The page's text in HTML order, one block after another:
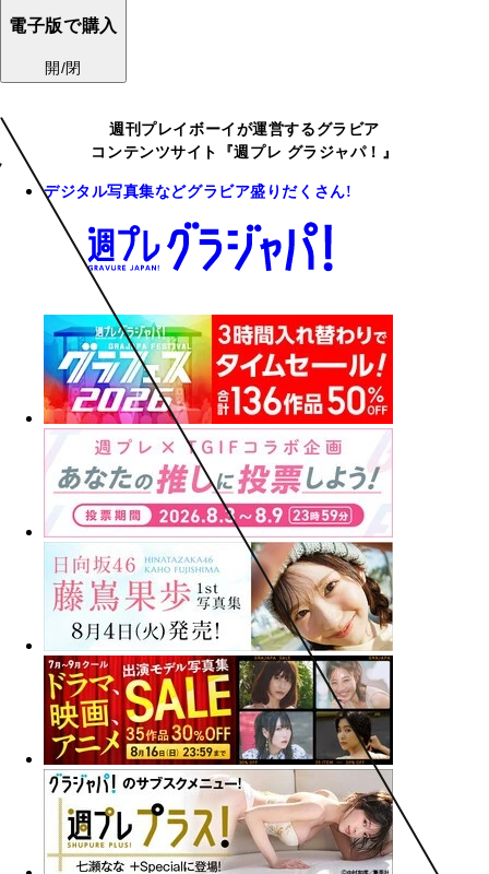
電子版で購入
開/閉
週刊プレイボーイが運営するグラビア
コンテンツサイト『週プレ グラジャパ！』
デジタル写真集などグラビア盛りだくさん!